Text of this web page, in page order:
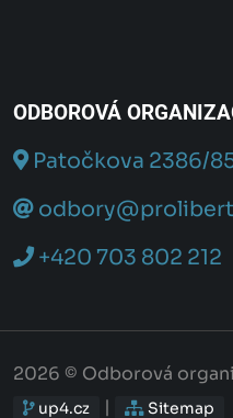
ODBOROVÁ
Patočkova 2386/
+420 703 802 212
2026 © Odborová
up4.cz | Sitemap